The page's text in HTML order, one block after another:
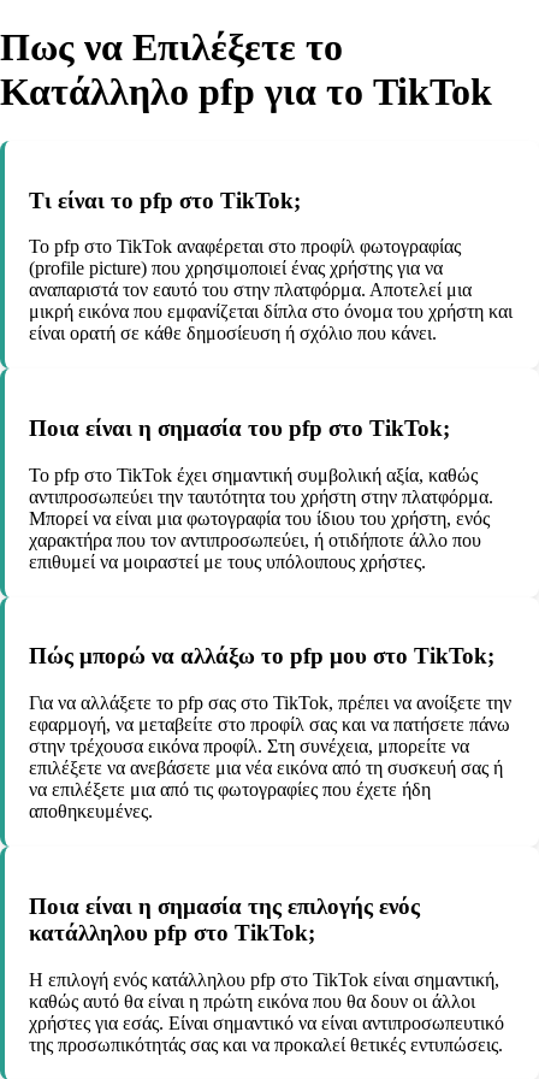
Πως να Επιλέξετε το
Κατάλληλο pfp για το TikTok
Τι είναι το pfp στο TikTok;
Το pfp στο TikTok αναφέρεται στο προφίλ φωτογραφίας
(profile picture) που χρησιμοποιεί ένας χρήστης για να
αναπαριστά τον εαυτό του στην πλατφόρμα. Αποτελεί μια
μικρή εικόνα που εμφανίζεται δίπλα στο όνομα του χρήστη και
είναι ορατή σε κάθε δημοσίευση ή σχόλιο που κάνει.
Ποια είναι η σημασία του pfp στο TikTok;
Το pfp στο TikTok έχει σημαντική συμβολική αξία, καθώς
αντιπροσωπεύει την ταυτότητα του χρήστη στην πλατφόρμα.
Μπορεί να είναι μια φωτογραφία του ίδιου του χρήστη, ενός
χαρακτήρα που τον αντιπροσωπεύει, ή οτιδήποτε άλλο που
επιθυμεί να μοιραστεί με τους υπόλοιπους χρήστες.
Πώς μπορώ να αλλάξω το pfp μου στο TikTok;
Για να αλλάξετε το pfp σας στο TikTok, πρέπει να ανοίξετε την
εφαρμογή, να μεταβείτε στο προφίλ σας και να πατήσετε πάνω
στην τρέχουσα εικόνα προφίλ. Στη συνέχεια, μπορείτε να
επιλέξετε να ανεβάσετε μια νέα εικόνα από τη συσκευή σας ή
να επιλέξετε μια από τις φωτογραφίες που έχετε ήδη
αποθηκευμένες.
Ποια είναι η σημασία της επιλογής ενός
κατάλληλου pfp στο TikTok;
Η επιλογή ενός κατάλληλου pfp στο TikTok είναι σημαντική,
καθώς αυτό θα είναι η πρώτη εικόνα που θα δουν οι άλλοι
χρήστες για εσάς. Είναι σημαντικό να είναι αντιπροσωπευτικό
της προσωπικότητάς σας και να προκαλεί θετικές εντυπώσεις.